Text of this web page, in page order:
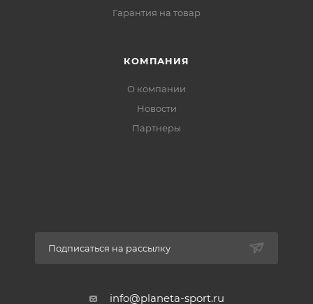
Гарантия на товар
КОМПАНИЯ
О компании
Новости
Партнеры
Подписаться на рассылку
info@planeta-sport.ru